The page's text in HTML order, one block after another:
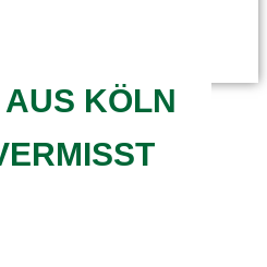
KÖLN